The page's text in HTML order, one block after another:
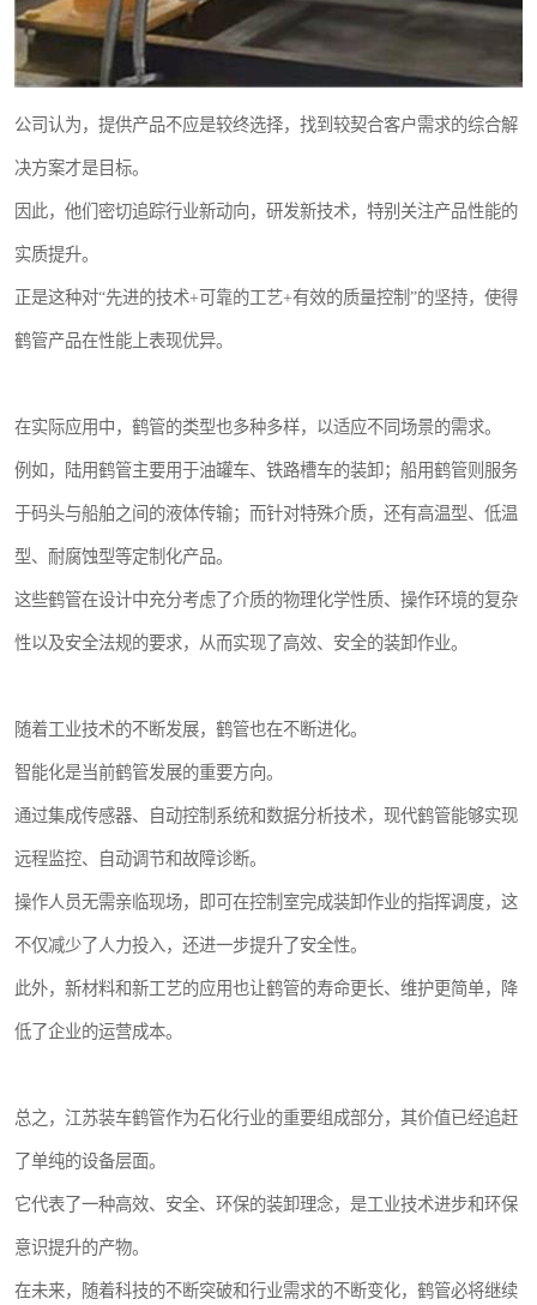
公司认为，提供产品不应是较终选择，找到较契合客户需求的综合解
决方案才是目标。
因此，他们密切追踪行业新动向，研发新技术，特别关注产品性能的
实质提升。
正是这种对“先进的技术+可靠的工艺+有效的质量控制”的坚持，使得
鹤管产品在性能上表现优异。
在实际应用中，鹤管的类型也多种多样，以适应不同场景的需求。
例如，陆用鹤管主要用于油罐车、铁路槽车的装卸；船用鹤管则服务
于码头与船舶之间的液体传输；而针对特殊介质，还有高温型、低温
型、耐腐蚀型等定制化产品。
这些鹤管在设计中充分考虑了介质的物理化学性质、操作环境的复杂
性以及安全法规的要求，从而实现了高效、安全的装卸作业。
随着工业技术的不断发展，鹤管也在不断进化。
智能化是当前鹤管发展的重要方向。
通过集成传感器、自动控制系统和数据分析技术，现代鹤管能够实现
远程监控、自动调节和故障诊断。
操作人员无需亲临现场，即可在控制室完成装卸作业的指挥调度，这
不仅减少了人力投入，还进一步提升了安全性。
此外，新材料和新工艺的应用也让鹤管的寿命更长、维护更简单，降
低了企业的运营成本。
总之，江苏装车鹤管作为石化行业的重要组成部分，其价值已经追赶
了单纯的设备层面。
它代表了一种高效、安全、环保的装卸理念，是工业技术进步和环保
意识提升的产物。
在未来，随着科技的不断突破和行业需求的不断变化，鹤管必将继续